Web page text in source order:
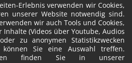
Erlebnis verwenden wir Cookies,
unserer Website notwendig sind.
wir auch Tools und Cookies,
(Videos über Youtube, Audios
zu anonymen Statistikzwecken
Sie eine Auswahl treffen.
finden Sie in unserer